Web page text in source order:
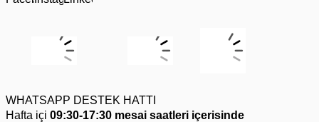
WHATSAPP DESTEK HATTI
Hafta içi 09:30-17:30 mesai saatleri içerisinde